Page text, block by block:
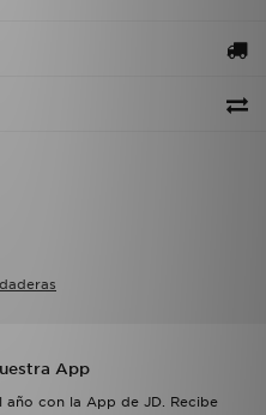
App
con la App de JD. Recibe